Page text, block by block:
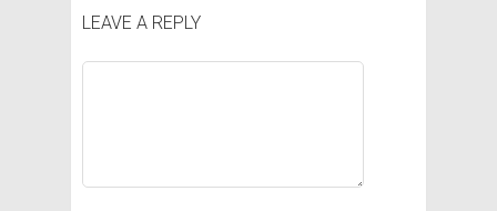
LEAVE A REPLY